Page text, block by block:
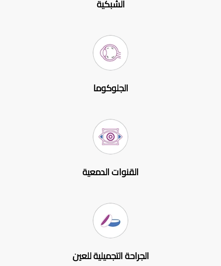
الشبكية
الجلوكوما
القنوات الدمعية
الجراحة التجميلية للعين